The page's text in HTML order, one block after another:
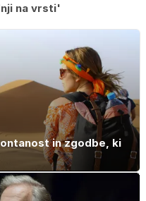
na vrsti'
in zgodbe, ki